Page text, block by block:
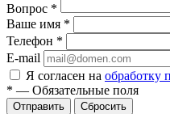
Вопрос *
Ваше имя *
Телефон *
E-mail
Я согласен на обработку
* — Обязательные поля
Сбросить